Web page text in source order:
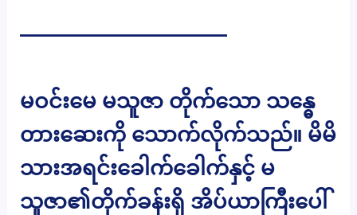
——————————
မဝင်းမေ မသူဇာ တိုက်သော သန္ဓေ
တားဆေးကို သောက်လိုက်သည်။ မိမိ
သားအရင်းခေါက်ခေါက်နှင့် မ
သူဇာ၏တိုက်ခန်းရှိ အိပ်ယာကြီးပေါ်